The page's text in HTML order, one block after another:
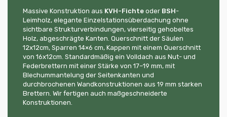
Massive Konstruktion aus KVH-Fichte oder BSH-
Leimholz, elegante Einzelstationsüberdachung ohne
sichtbare Strukturverbindungen, vierseitig gehobeltes
Holz, abgeschrägte Kanten. Querschnitt der Säulen
12x12cm, Sparren 14×6 cm, Kappen mit einem Querschnitt
von 16x12cm. Standardmäßig ein Volldach aus Nut- und
Federbrettern mit einer Stärke von 17–19 mm, mit
Blechummantelung der Seitenkanten und
durchbrochenen Wandkonstruktionen aus 19 mm starken
Brettern. Wir fertigen auch maßgeschneiderte
Konstruktionen.